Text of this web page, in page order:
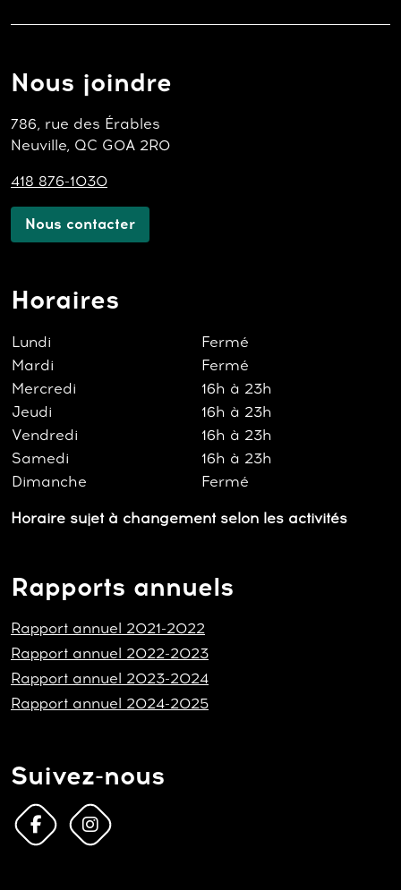
Nous joindre
786, rue des Érables
Neuville, QC G0A 2R0
418 876-1030
Nous contacter
Horaires
Lundi
Fermé
Mardi
Fermé
Mercredi
16h à 23h
Jeudi
16h à 23h
Vendredi
16h à 23h
Samedi
16h à 23h
Dimanche
Fermé
Horaire sujet à changement selon les activités
Rapports annuels
Rapport annuel 2021-2022
Rapport annuel 2022-2023
Rapport annuel 2023-2024
Rapport annuel 2024-2025
Suivez-nous